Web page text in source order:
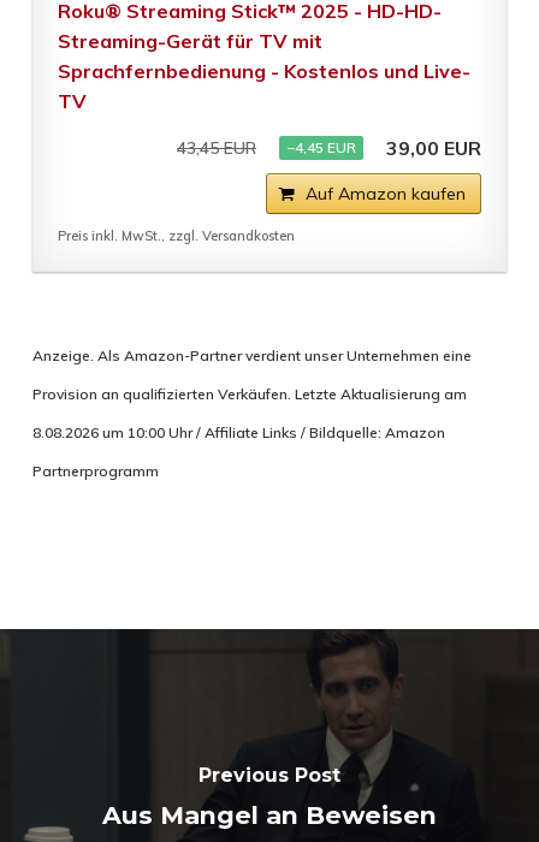
Roku® Streaming Stick™ 2025 - HD-HD-
Streaming-Gerät für TV mit
Sprachfernbedienung - Kostenlos und Live-
TV
43,45 EUR −4,45 EUR 39,00 EUR
Auf Amazon kaufen
Preis inkl. MwSt., zzgl. Versandkosten
Anzeige. Als Amazon-Partner verdient unser Unternehmen eine
Provision an qualifizierten Verkäufen. Letzte Aktualisierung am
8.08.2026 um 10:00 Uhr / Affiliate Links / Bildquelle: Amazon
Partnerprogramm
Previous Post
Aus Mangel an Beweisen